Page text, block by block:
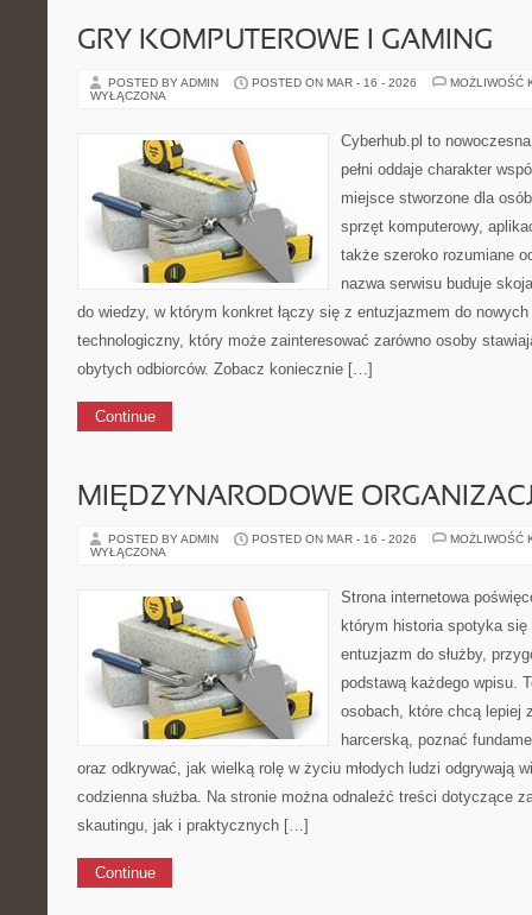
GRY KOMPUTEROWE I GAMING
POSTED BY ADMIN POSTED ON MAR - 16 - 2026
MOŻLIWOŚĆ
WYŁĄCZONA
Cyberhub.pl to
pełni oddaje charakter
miejsce stworzone dla
sprzęt komputerowy,
także szeroko rozumiane
nazwa serwisu buduje
do wiedzy, w którym konkret łączy się z entuzjazmem do
technologiczny, który może zainteresować zarówno osoby
obytych odbiorców. Zobacz koniecznie […]
Continue
MIĘDZYNARODOWE
POSTED BY ADMIN POSTED ON MAR - 16 - 2026
MOŻLIWOŚĆ
WYŁĄCZONA
Strona internetowa
którym historia spotyka
entuzjazm do służby,
podstawą każdego wpisu.
osobach, które chcą lepiej
harcerską, poznać
oraz odkrywać, jak wielką rolę w życiu młodych ludzi odgrywają
codzienna służba. Na stronie można odnaleźć treści dotyczące
skautingu, jak i praktycznych […]
Continue